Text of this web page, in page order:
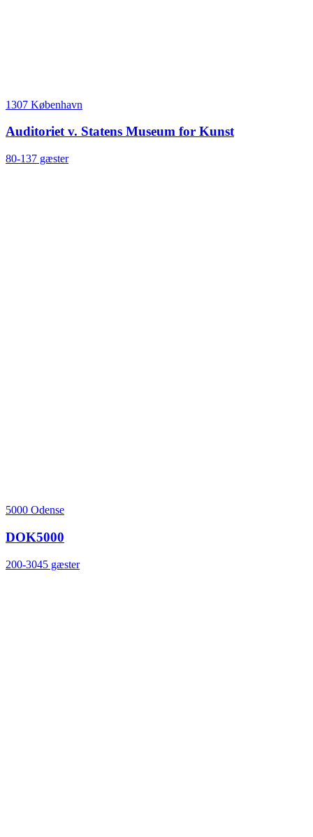
1307 København
Auditoriet v. Statens Museum for Kunst
80-137 gæster
5000 Odense
DOK5000
200-3045 gæster